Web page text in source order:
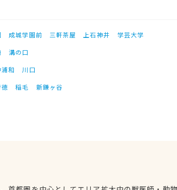
成城学園前 三軒茶屋 上石神井
学芸大学
溝の口
浦和
川口
稲毛 新鎌ヶ谷